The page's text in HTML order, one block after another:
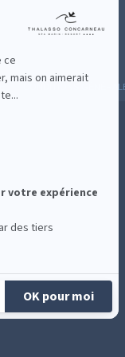
ce
mais on aimerait
votre expérience
des tiers
OK pour moi
CONDITIONS